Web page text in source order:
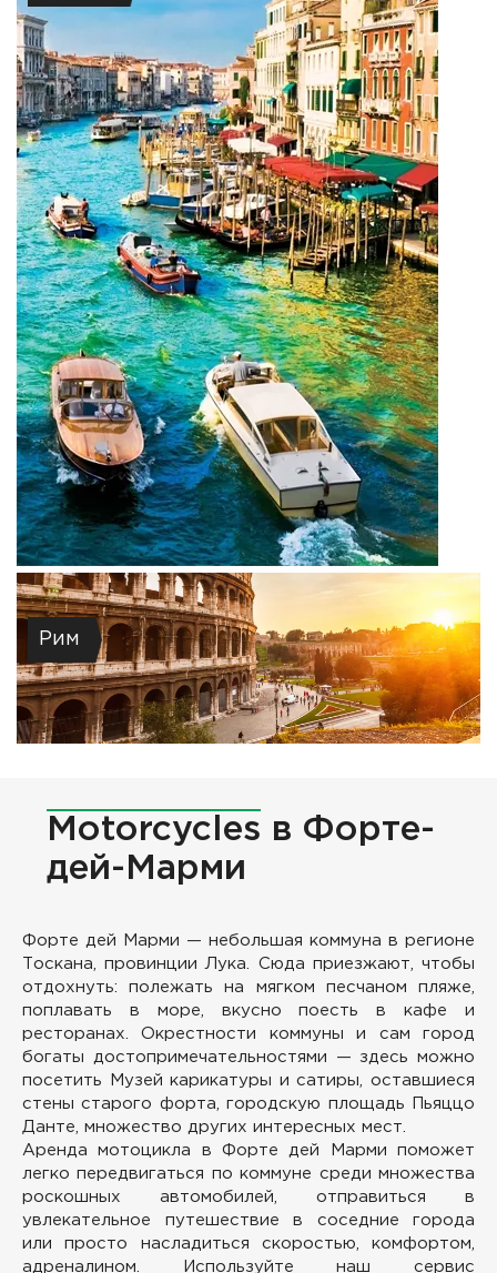
Рим
Motorcycles в Форте-
дей-Марми
Форте дей Марми — небольшая коммуна в регионе
Тоскана, провинции Лука. Сюда приезжают, чтобы
отдохнуть: полежать на мягком песчаном пляже,
поплавать в море, вкусно поесть в кафе и
ресторанах. Окрестности коммуны и сам город
богаты достопримечательностями — здесь можно
посетить Музей карикатуры и сатиры, оставшиеся
стены старого форта, городскую площадь Пьяццо
Данте, множество других интересных мест.
Аренда мотоцикла в Форте дей Марми поможет
легко передвигаться по коммуне среди множества
роскошных автомобилей, отправиться в
увлекательное путешествие в соседние города
или просто насладиться скоростью, комфортом,
адреналином. Используйте наш сервис